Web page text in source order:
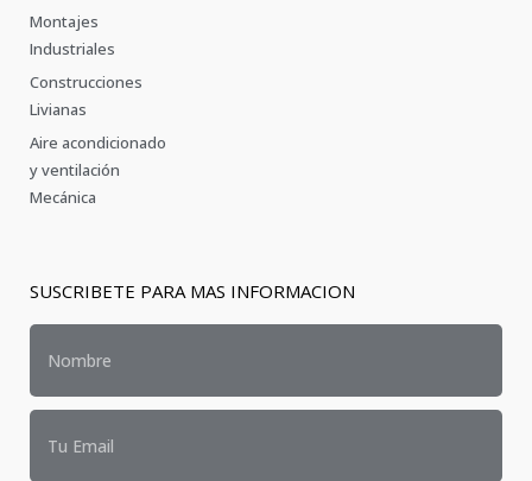
Montajes
Industriales
Construcciones
Livianas
Aire acondicionado
y ventilación
Mecánica
SUSCRIBETE PARA MAS INFORMACION